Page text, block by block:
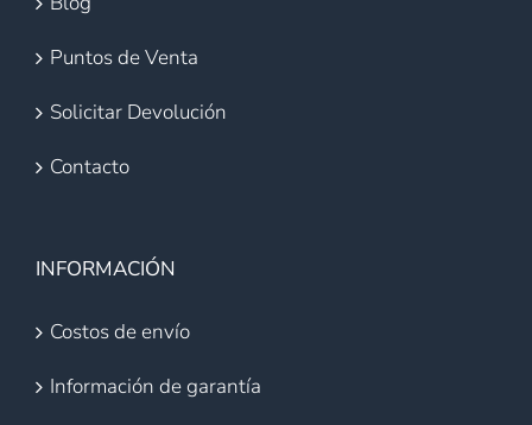
Puntos de Venta
Solicitar Devolución
Contacto
INFORMACIÓN
Costos de envío
Información de garantía